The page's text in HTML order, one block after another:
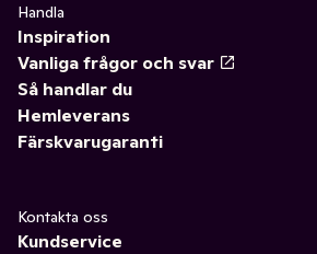
Handla
Inspiration
Vanliga frågor och svar
Så handlar du
Hemleverans
Färskvarugaranti
Kontakta oss
Kundservice